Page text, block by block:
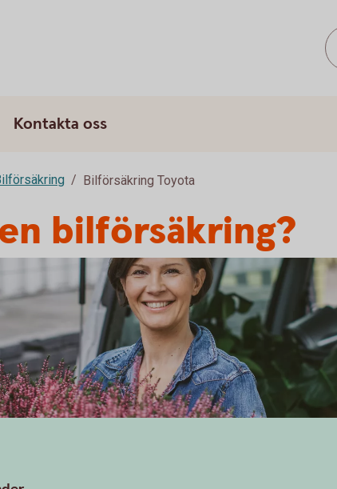
Kontakta oss
Bilförsäkring Toyota
bilförsäkring?